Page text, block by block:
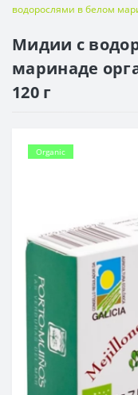
водорослями в белом
Мидии с
маринаде
120 г
Organic